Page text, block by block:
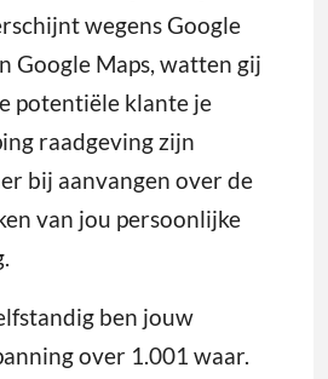
wegens Google
Google Maps, watten gij
potentiële klante je
raadgeving zijn
bij aanvangen over de
van jou persoonlijke
ben jouw
over 1.001 waar.